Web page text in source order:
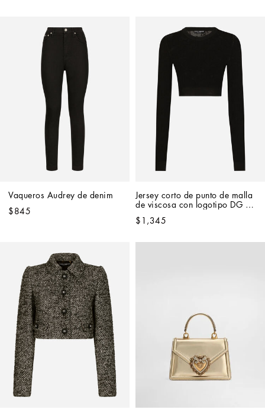
Vaqueros Audrey de denim
$845
Jersey corto de punto de malla
de viscosa con logotipo DG
$1,345